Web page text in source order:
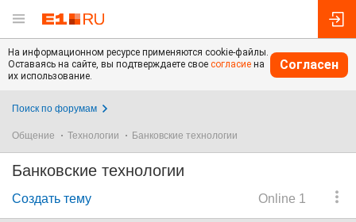
На информационном ресурсе применяются cookie-файлы.
Оставаясь на сайте, вы подтверждаете свое согласие на
их использование.
Согласен
Поиск по форумам
Общение Технологии Банковские технологии
Банковские технологии
Online 1
Создать тему